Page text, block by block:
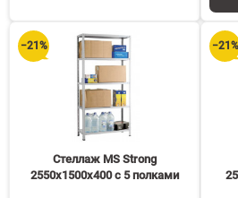
избранноесравнению
−21%
Стеллаж MS Strong
2550х1500х400 c 5 полками
−21%